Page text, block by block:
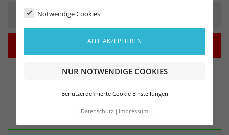
Notwendige Cookies
ALLE AKZEPTIEREN
NUR NOTWENDIGE COOKIES
Benutzerdefinierte Cookie Einstellungen
Datenschutz Impressum
IN DEN WARENKORB
BESCHREIBUNG